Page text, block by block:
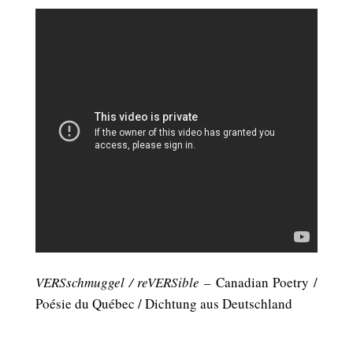
VERSschmuggel / reVERSible – Canadian Poetry /
Poésie du Québec / Dichtung aus Deutschland